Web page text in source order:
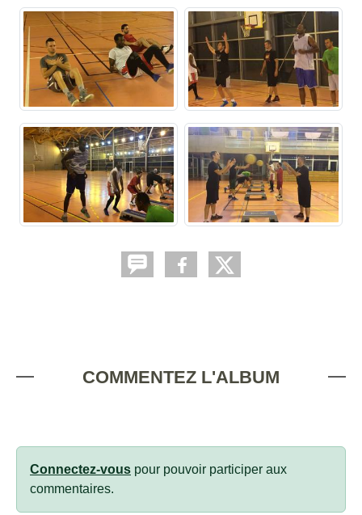
COMMENTEZ L'ALBUM
Connectez-vous pour pouvoir participer aux
commentaires.